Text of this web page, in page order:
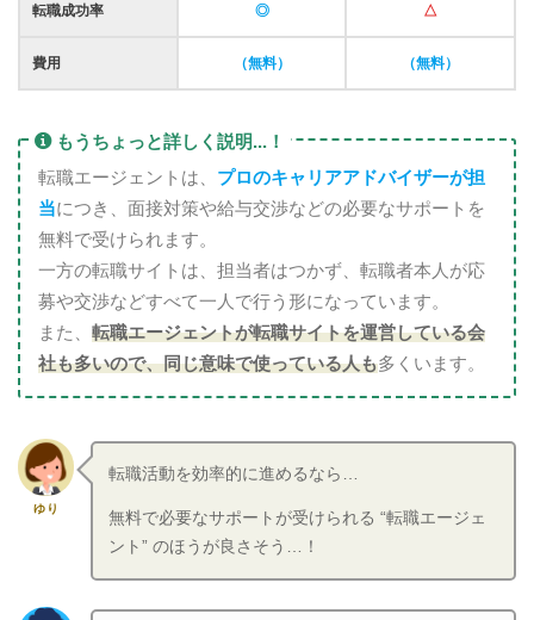
転職成功率 ◎ △
費用 （無料） （無料）
もうちょっと詳しく説明...！
転職エージェントは、 プロのキャリアアドバイザーが担
当につき、面接対策や給与交渉などの必要なサポートを
無料で受けられます。
一方の転職サイトは、担当者はつかず、転職者本人が応
募や交渉などすべて一人で行う形になっています。
また、 転職エージェントが転職サイトを運営している会
社も多いので、同じ意味で使っている人も多くいます。
ゆり
転職活動を効率的に進めるなら…
無料で必要なサポートが受けられる “転職エージェ
ント” のほうが良さそう…！